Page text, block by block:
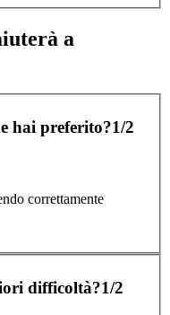
a
hai preferito?1/2
correttamente
difficoltà?1/2